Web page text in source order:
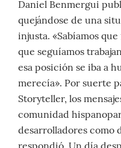
Daniel Benmergui
quejándose de una
injusta. «Sabíamos
que seguíamos
esa posición se iba a
merecía». Por suerte
Storyteller, los
comunidad
desarrolladores como